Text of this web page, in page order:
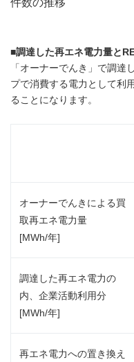
件数の推移
■調達した再エネ電力量と
「オーナーでんき」で調達
プで消費する電力として利
ることになります。
オーナーでんきによる買
取再エネ電力量
[MWh/年]
調達した再エネ電力の
内、企業活動利用分
[MWh/年]
再エネ電力への置き換え